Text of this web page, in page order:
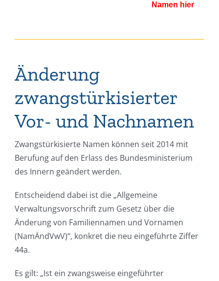
Namen hier
Änderung
zwangstürkisierter
Vor- und Nachnamen
Zwangstürkisierte Namen können seit 2014 mit
Berufung auf den Erlass des Bundesministerium
des Innern geändert werden.
Entscheidend dabei ist die „Allgemeine
Verwaltungsvorschrift zum Gesetz über die
Änderung von Familiennamen und Vornamen
(NamÄndVwV)“, konkret die neu eingeführte Ziffer
44a.
Es gilt: „Ist ein zwangsweise eingeführter